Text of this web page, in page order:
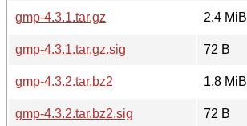
gmp-4.3.1.tar.gz
2.4 MiB
gmp-4.3.1.tar.gz.sig
72 B
gmp-4.3.2.tar.bz2
1.8 MiB
gmp-4.3.2.tar.bz2.sig
72 B